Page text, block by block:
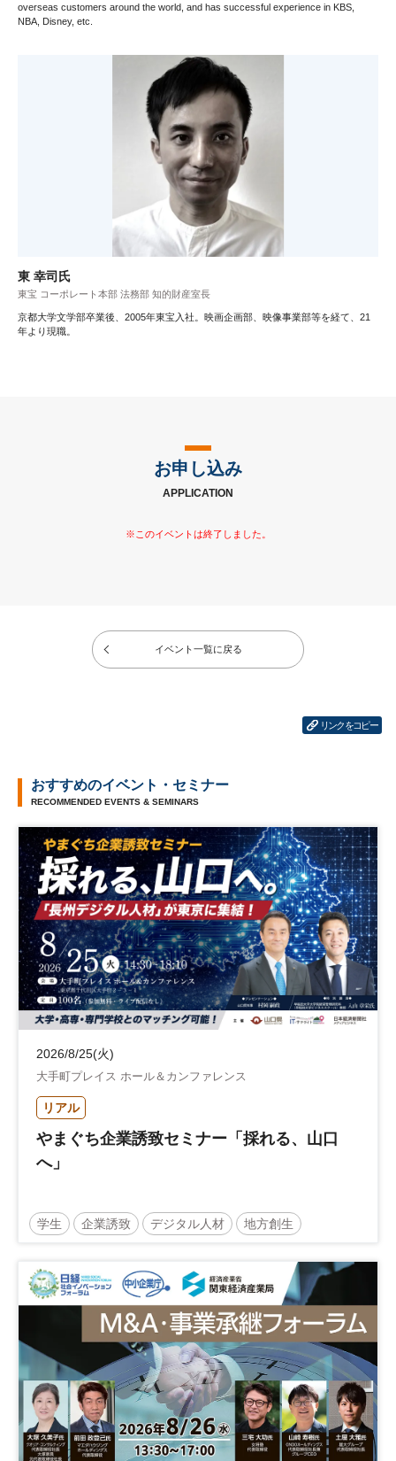
overseas customers around the world, and has successful experience in KBS,
NBA, Disney, etc.
東 幸司氏
東宝 コーポレート本部 法務部 知的財産室長
京都大学文学部卒業後、2005年東宝入社。映画企画部、映像事業部等を経て、21
年より現職。
お申し込み
APPLICATION
イベント一覧に戻る
リンクをコピー
おすすめのイベント・セミナー
RECOMMENDED EVENTS & SEMINARS
2026/8/25(火)
大手町プレイス ホール＆カンファレンス
リアル
やまぐち企業誘致セミナー「採れる、山口
へ」
学生 企業誘致 デジタル人材 地方創生
地域活性化 自治体